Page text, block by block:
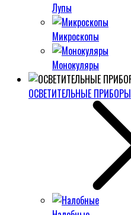
Лупы
Микроскопы
Монокуляры
ОСВЕТИТЕЛЬНЫЕ ПРИБОРЫ